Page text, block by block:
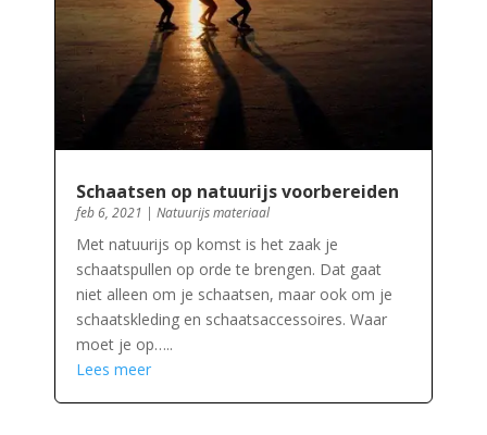
Schaatsen op natuurijs voorbereiden
feb 6, 2021 | Natuurijs materiaal
Met natuurijs op komst is het zaak je
schaatspullen op orde te brengen. Dat gaat
niet alleen om je schaatsen, maar ook om je
schaatskleding en schaatsaccessoires. Waar
moet je op…..
Lees meer